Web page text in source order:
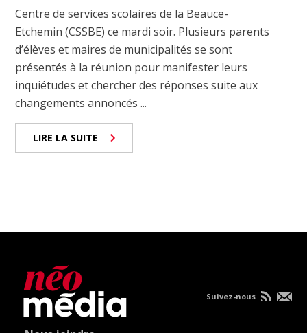
Centre de services scolaires de la Beauce-
Etchemin (CSSBE) ce mardi soir. Plusieurs parents
d’élèves et maires de municipalités se sont
présentés à la réunion pour manifester leurs
inquiétudes et chercher des réponses suite aux
changements annoncés ...
LIRE LA SUITE
Suivez-nous